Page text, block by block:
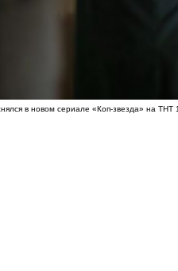
в новом сериале «Коп-звезда» на ТНТ